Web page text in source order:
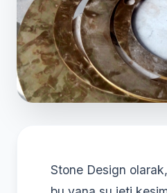
Stone Design